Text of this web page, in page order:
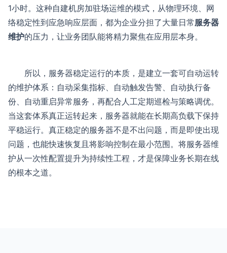
1小时。这种自建机房加驻场运维的模式，从物理环境、网
络稳定性到应急响应层面，都为企业分担了大量日常服务器
维护的压力，让业务团队能将精力聚焦在应用层本身。
所以，服务器稳定运行的本质，是建立一套可自动运转
的维护体系：自动采集指标、自动触发告警、自动执行备
份、自动重启异常服务，再配合人工定期巡检与策略调优。
当这套体系真正运转起来，服务器就能在长期高负载下保持
平稳运行。真正稳定的服务器不是不出问题，而是即使出现
问题，也能快速恢复且将影响控制在最小范围。将服务器维
护从一次性配置提升为持续性工程，才是保障业务长期在线
的根本之道。